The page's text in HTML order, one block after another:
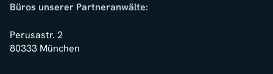
Büros unserer Partneranwälte:
Perusastr. 2
80333 München